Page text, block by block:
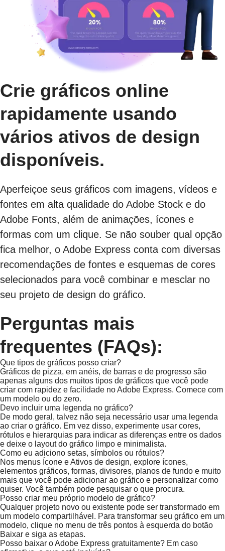
Crie gráficos online
rapidamente usando
vários ativos de design
disponíveis.
Aperfeiçoe seus gráficos com imagens, vídeos e
fontes em alta qualidade do Adobe Stock e do
Adobe Fonts, além de animações, ícones e
formas com um clique. Se não souber qual opção
fica melhor, o Adobe Express conta com diversas
recomendações de fontes e esquemas de cores
selecionados para você combinar e mesclar no
seu projeto de design do gráfico.
Perguntas mais
frequentes (FAQs):
Que tipos de gráficos posso criar?
Gráficos de pizza, em anéis, de barras e de progresso são
apenas alguns dos muitos tipos de gráficos que você pode
criar com rapidez e facilidade no Adobe Express. Comece com
um modelo ou do zero.
Devo incluir uma legenda no gráfico?
De modo geral, talvez não seja necessário usar uma legenda
ao criar o gráfico. Em vez disso, experimente usar cores,
rótulos e hierarquias para indicar as diferenças entre os dados
e deixe o layout do gráfico limpo e minimalista.
Como eu adiciono setas, símbolos ou rótulos?
Nos menus Ícone e Ativos de design, explore ícones,
elementos gráficos, formas, divisores, planos de fundo e muito
mais que você pode adicionar ao gráfico e personalizar como
quiser. Você também pode pesquisar o que procura.
Posso criar meu próprio modelo de gráfico?
Qualquer projeto novo ou existente pode ser transformado em
um modelo compartilhável. Para transformar seu gráfico em um
modelo, clique no menu de três pontos à esquerda do botão
Baixar e siga as etapas.
Posso baixar o Adobe Express gratuitamente? Em caso